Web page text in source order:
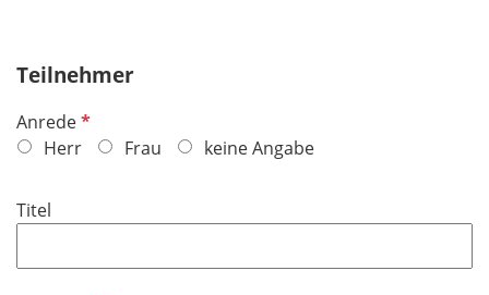
Teilnehmer
AnredeP
f
c
t
Herr Frau keine Angabe
Titel